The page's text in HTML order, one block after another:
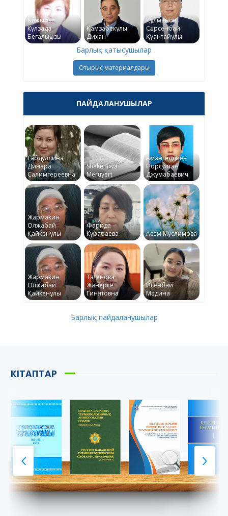
Бажықова
Күлзада
Бегалықызы
Қамзабекұлы
Дихан
Құлманов
Сәрсенбай
Қуантайұлы
Барлық қатысушылар
Отырыс материалдары
ПАЙДАЛАНУШЫЛАР
Габдуллина
Динара
Салимгереевна
Shakenova
Meruyert
Амангелдиев
Норсултан
Джумабаевич
Жармакин
Олжабай
Қайкенұлы
Фарида
Курабаева
Асем Муслимова
Жармакин
Олжабай
Қайкенұлы
Татенова
Жанерке
Гинятовна
Исенбай
Мәдина
Барлық пайдаланушылар
КІТАПТАР